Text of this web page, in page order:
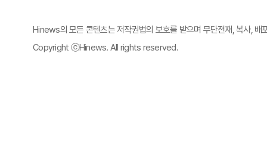
Hinews의 모든 콘텐츠는 저작권법의 보호를 받으며 무단전재, 복사, 배
Copyright ⓒHinews. All rights reserved.